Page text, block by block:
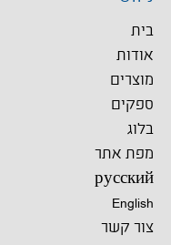
בית
אודות
מוצרים
ספקים
בלוג
מפת אתר
русский
English
צור קשר